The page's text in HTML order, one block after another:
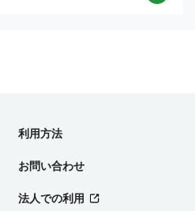
利用方法
お問い合わせ
法人での利用